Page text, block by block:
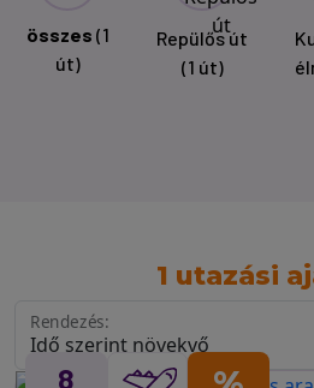
összes (1
út)
Repülős út
(1 út)
1 utazási
Rendezés:
8